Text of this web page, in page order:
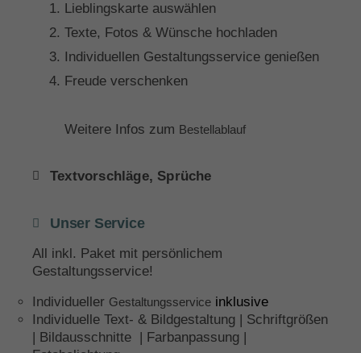
Lieblingskarte auswählen
Texte, Fotos & Wünsche hochladen
Individuellen Gestaltungsservice genießen
Freude verschenken
Weitere Infos zum Bestellablauf
Textvorschläge, Sprüche
Unser Service
All inkl. Paket mit persönlichem
Gestaltungsservice!
Individueller Gestaltungsservice inklusive
Individuelle Text- & Bildgestaltung | Schriftgrößen
| Bildausschnitte | Farbanpassung |